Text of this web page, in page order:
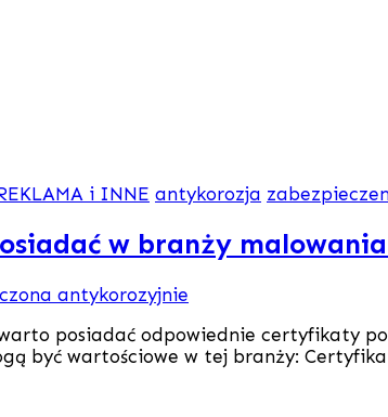
i INNE antykorozja
w branży malowania
posiadać odpowiednie certyfikaty
być wartościowe w tej branży: